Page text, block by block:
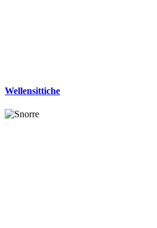
Wellensittiche